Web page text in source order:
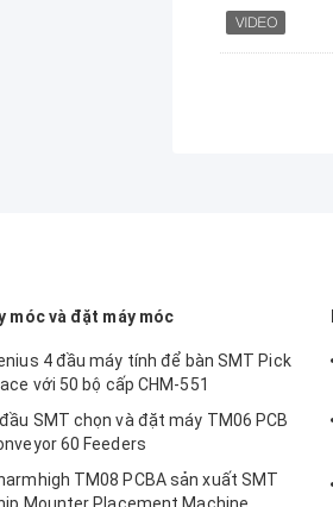
móc và đặt máy móc
4 đầu máy tính để bàn SMT Pick
với 50 bộ cấp CHM-551
SMT chọn và đặt máy TM06 PCB
60 Feeders
TM08 PCBA sản xuất SMT